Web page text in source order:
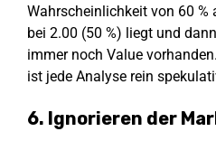
Wahrscheinlichkeit von 60
bei 2.00 (50 %) liegt und
immer noch Value
ist jede Analyse rein
6. Ignorieren der